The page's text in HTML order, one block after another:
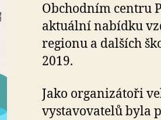
Obchodním centru
aktuální nabídku
regionu a dalších
2019.
Jako organizátoři
vystavovatelů byla